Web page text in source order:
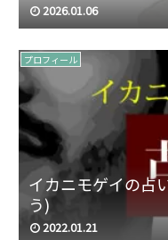
2026.01.06
プロフィール
イカニモゲイの占
う)
2022.01.21